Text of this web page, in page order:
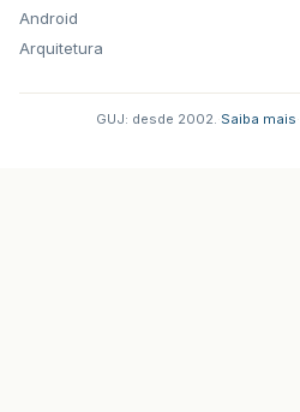
Android
Arquitetura
GUJ: desde 2002. Saiba mais